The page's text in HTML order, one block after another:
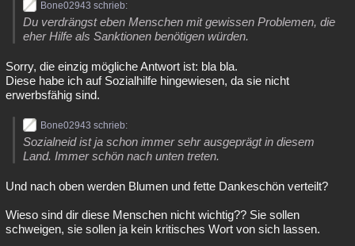
Bone02943 schrieb:
Du verdrängst eben Menschen mit gewissen Problemen, die
eher Hilfe als Sanktionen benötigen würden.
Sorry, die einzig mögliche Antwort ist: bla bla.
Diese habe ich auf Sozialhilfe hingewiesen, da sie nicht
erwerbsfähig sind.
Bone02943 schrieb:
Sozialneid ist ja schon immer sehr ausgeprägt in diesem
Land. Immer schön nach unten treten.
Und nach oben werden Blumen und fette Dankeschön verteilt?
Wieso sind dir diese Menschen nicht wichtig?? Sie sollen
schweigen, sie sollen ja kein kritisches Wort von sich lassen.